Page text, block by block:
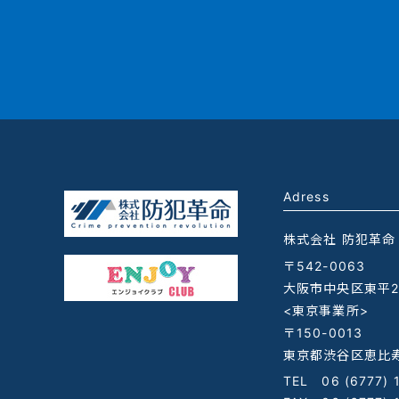
Adress
株式会社 防犯革命
〒542-0063
大阪市中央区東
<東京事業所>
〒150-0013
東京都渋谷区恵比
TEL06 (6777)